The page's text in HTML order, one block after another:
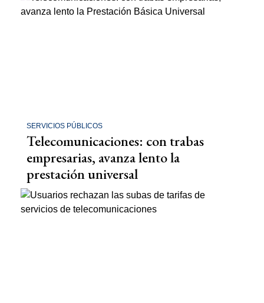
SERVICIOS PÚBLICOS
Telecomunicaciones: con trabas
empresarias, avanza lento la
prestación universal